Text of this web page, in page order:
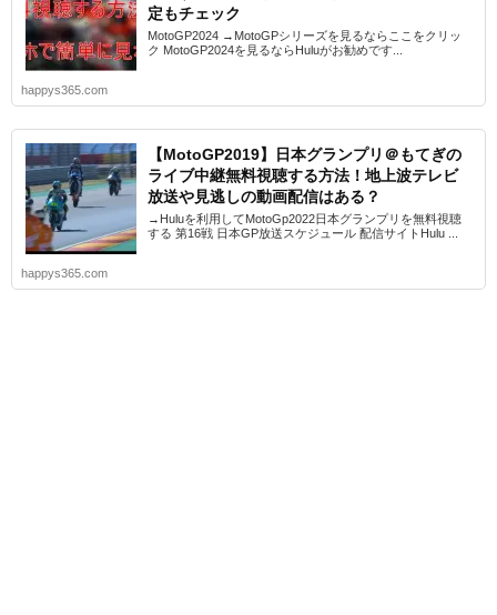
定もチェック
MotoGP2024 →MotoGPシリーズを見るならここをクリッ
ク MotoGP2024を見るならHuluがお勧めです...
happys365.com
【MotoGP2019】日本グランプリ＠もてぎの
ライブ中継無料視聴する方法！地上波テレビ
放送や見逃しの動画配信はある？
→Huluを利用してMotoGp2022日本グランプリを無料視聴
する 第16戦 日本GP放送スケジュール 配信サイトHulu ...
happys365.com